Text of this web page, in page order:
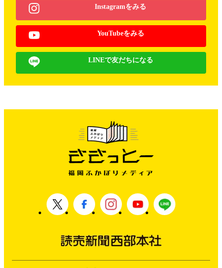
Instagramをみる
YouTubeをみる
LINEで友だちになる